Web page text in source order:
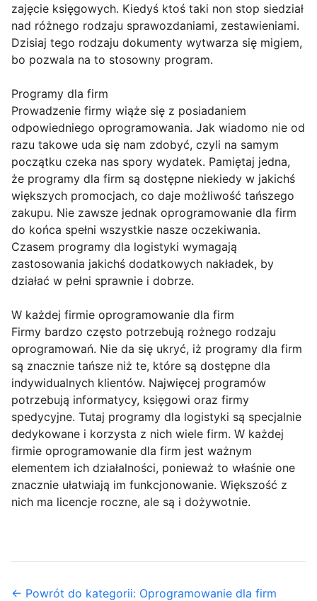
zajęcie księgowych. Kiedyś ktoś taki non stop siedział
nad różnego rodzaju sprawozdaniami, zestawieniami.
Dzisiaj tego rodzaju dokumenty wytwarza się migiem,
bo pozwala na to stosowny program.
Programy dla firm
Prowadzenie firmy wiąże się z posiadaniem
odpowiedniego oprogramowania. Jak wiadomo nie od
razu takowe uda się nam zdobyć, czyli na samym
początku czeka nas spory wydatek. Pamiętaj jedna,
że programy dla firm są dostępne niekiedy w jakichś
większych promocjach, co daje możliwość tańszego
zakupu. Nie zawsze jednak oprogramowanie dla firm
do końca spełni wszystkie nasze oczekiwania.
Czasem programy dla logistyki wymagają
zastosowania jakichś dodatkowych nakładek, by
działać w pełni sprawnie i dobrze.
W każdej firmie oprogramowanie dla firm
Firmy bardzo często potrzebują rożnego rodzaju
oprogramowań. Nie da się ukryć, iż programy dla firm
są znacznie tańsze niż te, które są dostępne dla
indywidualnych klientów. Najwięcej programów
potrzebują informatycy, księgowi oraz firmy
spedycyjne. Tutaj programy dla logistyki są specjalnie
dedykowane i korzysta z nich wiele firm. W każdej
firmie oprogramowanie dla firm jest ważnym
elementem ich działalności, ponieważ to właśnie one
znacznie ułatwiają im funkcjonowanie. Większość z
nich ma licencje roczne, ale są i dożywotnie.
← Powrót do kategorii: Oprogramowanie dla firm